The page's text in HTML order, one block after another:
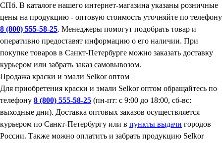
СПб. В каталоге нашего интернет-магазина указаны розничные
цены на продукцию - оптовую стоимость уточняйте по телефону
8 (800) 555-58-25. Менеджеры помогут подобрать товар и
оперативно предоставят информацию о его наличии. При
покупке товаров в Санкт-Петербурге можно заказать доставку
курьером или забрать заказ самовывозом.
Продажа краски и эмали Selkor оптом
Для приобретения краски и эмали Selkor оптом обращайтесь по
телефону 8 (800) 555-58-25 (пн-пт: с 9:00 до 18:00, сб-вс:
выходные дни). Доставка оптовых заказов осуществляется
курьером по Санкт-Петербургу или в пункты выдачи городов
России. Также можно оплатить и забрать продукцию Selkor